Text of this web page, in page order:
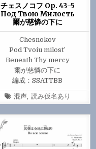
チェスノコフ Op. 43-5
Под Твою Милость
爾が慈憐の下に
Chesnokov
Pod Tvoiu milost’
Beneath Thy mercy
爾が慈憐の下に
編成：SSATTBB
Tagged
混声, 読み仮名あり